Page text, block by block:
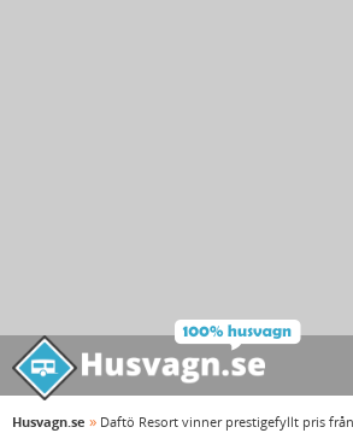
Husvagn.se » Daftö Resort vinner prestigefyllt pris